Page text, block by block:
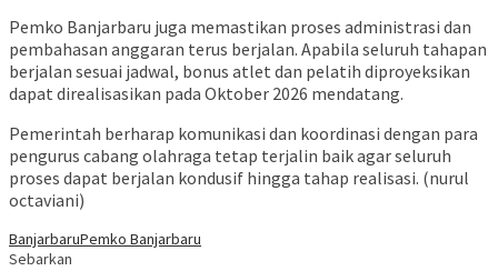
Pemko Banjarbaru juga memastikan proses administrasi dan
pembahasan anggaran terus berjalan. Apabila seluruh tahapan
berjalan sesuai jadwal, bonus atlet dan pelatih diproyeksikan
dapat direalisasikan pada Oktober 2026 mendatang.
Pemerintah berharap komunikasi dan koordinasi dengan para
pengurus cabang olahraga tetap terjalin baik agar seluruh
proses dapat berjalan kondusif hingga tahap realisasi. (nurul
octaviani)
BanjarbaruPemko Banjarbaru
Sebarkan